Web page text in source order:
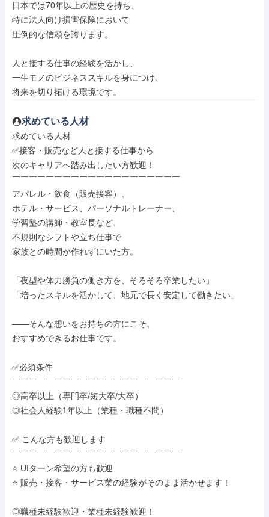
日本では70年以上の歴史を持ち、
特に法人向け損害保険において
圧倒的な信頼を誇ります。
人と接する仕事の経験を活かし、
一生モノのビジネススキルを身につけ、
将来を切り拓ける環境です。
求めている人材
求めている人材
✅接客・販売など人と接する仕事から
次のキャリアへ踏み出したい方歓迎！
￣￣￣￣￣￣￣￣￣￣￣￣￣￣￣￣￣￣￣￣
アパレル・飲食（販売接客）、
ホテル・サービス、パーソナルトレーナー、
学習塾の講師・教室長など、
不規則なシフトや立ち仕事で
家族との時間が作れずにいた方。
「夜型や体力勝負の働き方を、そろそろ卒業したい」
「培ったスキルを活かして、地元で長く安定して働きたい」
——そんな想いをお持ちの方にこそ、
おすすめできるお仕事です。
✅必須条件
￣￣￣￣￣￣￣￣￣￣￣￣￣￣￣￣￣￣￣￣
◎高卒以上（専門卒/短大卒/大卒）
◎社会人経験1年以上（業種・職種不問）
✅ こんな方も歓迎します
￣￣￣￣￣￣￣￣￣￣￣￣￣￣￣￣￣￣￣￣
⭐ UIターン希望の方も歓迎
⭐ 販売・接客・サービス業の経験がそのまま活かせます！
◎職種未経験歓迎・業種未経験歓迎！